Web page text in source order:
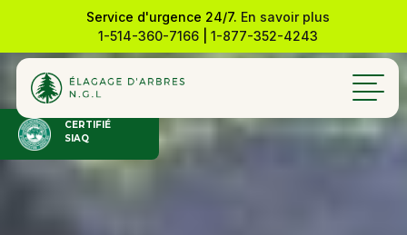
Service d'urgence 24/7. En savoir plus
1-514-360-7166| 1-877-352-4243
CERTIFIÉ
SIAQ